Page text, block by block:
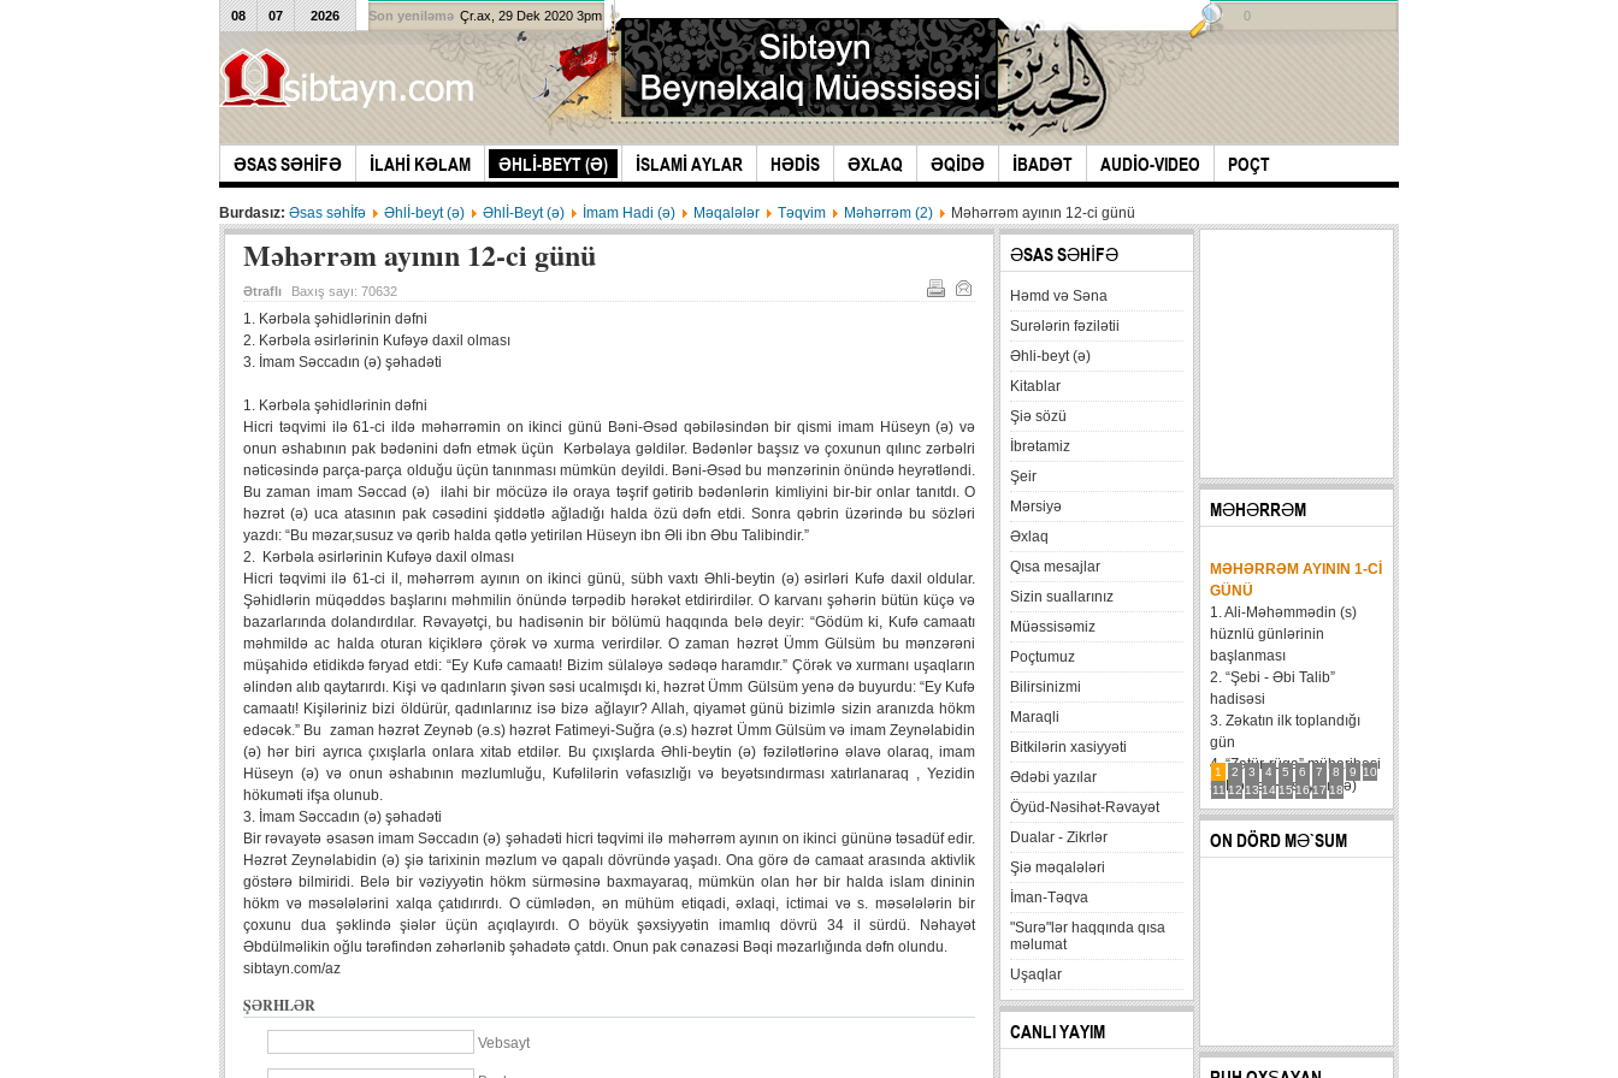
ƏSAS SƏHİFƏ İLAHİ KƏLAM ƏHLİ-BEYT (Ə) İSLAMİ AYLAR HƏDİS ƏXLAQ ƏQİDƏ İBADƏT AUDİO-VIDEO POÇT
08 07 2026 Son yeniləmə Çr.ax, 29 Dek 2020 3pm 0
Burdasız: Əsas səhİfə Əhlİ-beyt (ə) Əhlİ-Beyt (ə) İmam Hadi (ə) Məqalələr Təqvim Məhərrəm (2) Məhərrəm ayının 12-ci günü
Məhərrəm ayının 12-ci günü
Ətraflı Baxış sayı: 70632
1. Kərbəla şəhidlərinin dəfni
2. Kərbəla əsirlərinin Kufəyə daxil olması
3. İmam Səccadın (ə) şəhadəti
1. Kərbəla şəhidlərinin dəfni
Hicri təqvimi ilə 61-ci ildə məhərrəmin on ikinci günü Bəni-Əsəd qəbiləsindən bir qismi imam Hüseyn (ə) və
onun əshabının pak bədənini dəfn etmək üçün Kərbəlaya gəldilər. Bədənlər başsız və çoxunun qılınc zərbəlri
nəticəsində parça-parça olduğu üçün tanınması mümkün deyildi. Bəni-Əsəd bu mənzərinin önündə heyrətləndi.
Bu zaman imam Səccad (ə) ilahi bir möcüzə ilə oraya təşrif gətirib bədənlərin kimliyini bir-bir onlar tanıtdı. O
həzrət (ə) uca atasının pak cəsədini şiddətlə ağladığı halda özü dəfn etdi. Sonra qəbrin üzərində bu sözləri
yazdı: “Bu məzar,susuz və qərib halda qətlə yetirilən Hüseyn ibn Əli ibn Əbu Talibindir.”
2. Kərbəla əsirlərinin Kufəyə daxil olması
Hicri təqvimi ilə 61-ci il, məhərrəm ayının on ikinci günü, sübh vaxtı Əhli-beytin (ə) əsirləri Kufə daxil oldular.
Şəhidlərin müqəddəs başlarını məhmilin önündə tərpədib hərəkət etdirirdilər. O karvanı şəhərin bütün küçə və
bazarlarında dolandırdılar. Rəvayətçi, bu hadisənin bir bölümü haqqında belə deyir: “Gödüm ki, Kufə camaatı
məhmildə ac halda oturan kiçiklərə çörək və xurma verirdilər. O zaman həzrət Ümm Gülsüm bu mənzərəni
müşahidə etidikdə fəryad etdi: “Ey Kufə camaatı! Bizim sülaləyə sədəqə haramdır.” Çörək və xurmanı uşaqların
əlindən alıb qaytarırdı. Kişi və qadınların şivən səsi ucalmışdı ki, həzrət Ümm Gülsüm yenə də buyurdu: “Ey Kufə
camaatı! Kişiləriniz bizi öldürür, qadınlarınız isə bizə ağlayır? Allah, qiyamət günü bizimlə sizin aranızda hökm
edəcək.” Bu zaman həzrət Zeynəb (ə.s) həzrət Fatimeyi-Suğra (ə.s) həzrət Ümm Gülsüm və imam Zeynəlabidin
(ə) hər biri ayrıca çıxışlarla onlara xitab etdilər. Bu çıxışlarda Əhli-beytin (ə) fəzilətlərinə əlavə olaraq, imam
Hüseyn (ə) və onun əshabının məzlumluğu, Kufəlilərin vəfasızlığı və beyətsındırması xatırlanaraq , Yezidin
hökuməti ifşa olunub.
3. İmam Səccadın (ə) şəhadəti
Bir rəvayətə əsasən imam Səccadın (ə) şəhadəti hicri təqvimi ilə məhərrəm ayının on ikinci gününə təsadüf edir.
Həzrət Zeynəlabidin (ə) şiə tarixinin məzlum və qapalı dövründə yaşadı. Ona görə də camaat arasında aktivlik
göstərə bilmiridi. Belə bir vəziyyətin hökm sürməsinə baxmayaraq, mümkün olan hər bir halda islam dininin
hökm və məsələlərini xalqa çatıdırırdı. O cümlədən, ən mühüm etiqadi, əxlaqi, ictimai və s. məsələlərin bir
çoxunu dua şəklində şiələr üçün açıqlayırdı. O böyük şəxsiyyətin imamlıq dövrü 34 il sürdü. Nəhayət
Əbdülməlikin oğlu tərəfindən zəhərlənib şəhadətə çatdı. Onun pak cənazəsi Bəqi məzarlığında dəfn olundu.
sibtayn.com/az
ŞƏRHLƏR
Vebsayt
ƏSAS SƏHİFƏ
Həmd və Səna
Surələrin fəzilətii
Əhli-beyt (ə)
Kitablar
Şiə sözü
İbrətamiz
Şeir
Mərsiyə
Əxlaq
Qısa mesajlar
Sizin suallarınız
Müəssisəmiz
Poçtumuz
Bilirsinizmi
Maraqli
Bitkilərin xasiyyəti
Ədəbi yazılar
Öyüd-Nəsihət-Rəvayət
Dualar - Zikrlər
Şiə məqalələri
İman-Təqva
"Surə"lər haqqında qısa
məlumat
Uşaqlar
CANLI YAYIM
MƏHƏRRƏM
1 2 3 4 5 6 7 8 9
10
11 12 13 14 15 16 17 18
MƏHƏRRƏM AYININ 1-CI
GÜNÜ
1. Ali-Məhəmmədin (s)
hüznlü günlərinin
başlanması
2. “Şebi - Əbi Talib”
hadisəsi
3. Zəkatın ilk toplandığı
gün
4. “Zatür-rüqa” müharibəsi
5. Həzrət Hüseynin (ə)
karvanının Bəni Məqatilin
qəsrinə çatması
6....
ON DÖRD MƏ`SUM